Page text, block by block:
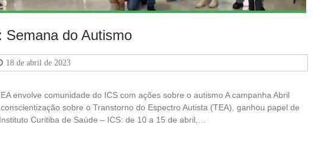
Semana do Autismo
18 de abril de 2023
envolve comunidade do ICS com ações sobre o autismo A campanha Abril
sobre o Transtorno do Espectro Autista (TEA), ganhou papel de
Curitiba de Saúde – ICS: de 10 a 15 de abril,…